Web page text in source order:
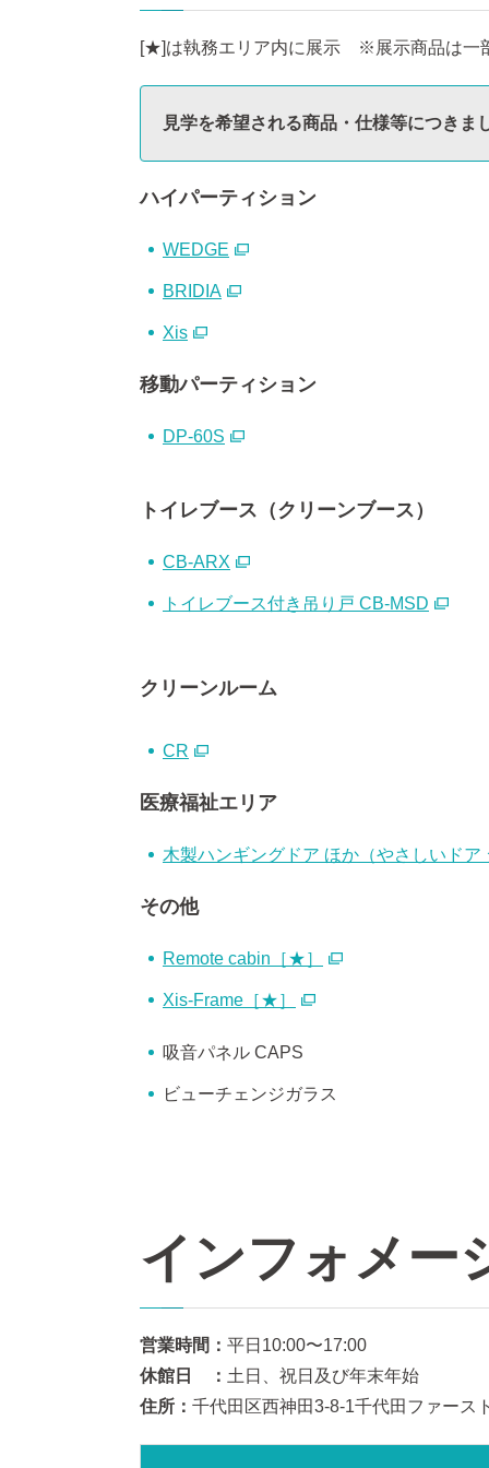
[★]は執務エリア内に展示 ※展示商品は
見学を希望される商品・仕様等につき
ハイパーティション
WEDGE
BRIDIA
Xis
移動パーティション
DP-60S
トイレブース（クリーンブース）
CB-ARX
トイレブース付き吊り戸 CB-MSD
クリーンルーム
CR
医療福祉エリア
木製ハンギングドア ほか（やさしいドア
その他
Remote cabin［★］
Xis-Frame［★］
吸音パネル CAPS
ビューチェンジガラス
インフォメー
営業時間： 平日10:00〜17:00
休館日 ： 土日、祝日及び年末年始
住所： 千代田区西神田3-8-1千代田ファース